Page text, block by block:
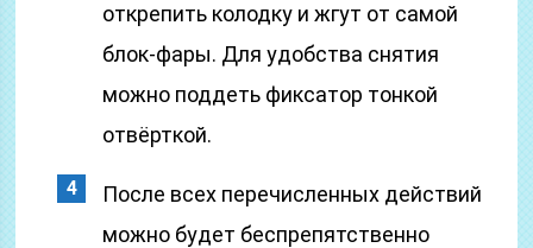
открепить колодку и жгут от самой
блок-фары. Для удобства снятия
можно поддеть фиксатор тонкой
отвёрткой.
После всех перечисленных действий
можно будет беспрепятственно